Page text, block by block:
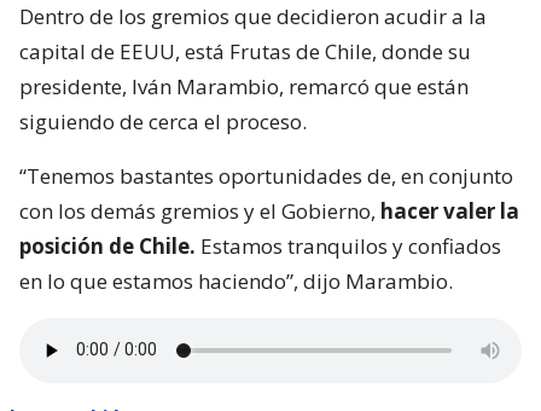
Dentro de los gremios que decidieron acudir a la
capital de EEUU, está Frutas de Chile, donde su
presidente, Iván Marambio, remarcó que están
siguiendo de cerca el proceso.
“Tenemos bastantes oportunidades de, en conjunto
con los demás gremios y el Gobierno, hacer valer la
posición de Chile. Estamos tranquilos y confiados
en lo que estamos haciendo”, dijo Marambio.